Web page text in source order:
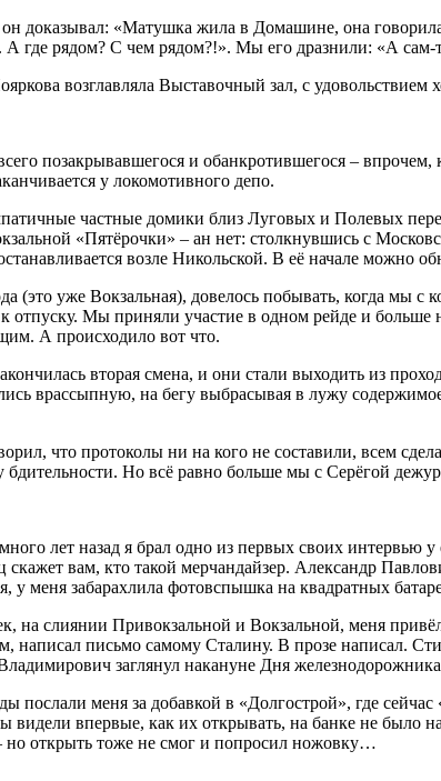
доказывал: «Матушка жила в Домашине, она
А где рядом? С чем рядом?!». Мы его дразнили: «А
возглавляла Выставочный зал, с
позакрывавшегося и обанкротившегося –
у локомотивного депо.
частные домики близ Луговых и Полевых
«Пятёрочки» – ан нет: столкнувшись с
возле Никольской. В её начале можно
(это уже Вокзальная), довелось побывать, когда мы
отпуску. Мы приняли участие в одном рейде и больше
А происходило вот что.
вторая смена, и они стали выходить из
врассыпную, на бегу выбрасывая в лужу
что протоколы ни на кого не составили, всем
бдительности. Но всё равно больше мы с Серёгой
лет назад я брал одно из первых своих интервью
скажет вам, кто такой мерчандайзер. Александр
у меня забарахлила фотовспышка на квадратных
на слиянии Привокзальной и Вокзальной, меня
написал письмо самому Сталину. В прозе написал.
заглянул накануне Дня
послали меня за добавкой в «Долгострой», где
видели впервые, как их открывать, на банке не было
но открыть тоже не смог и попросил ножовку…